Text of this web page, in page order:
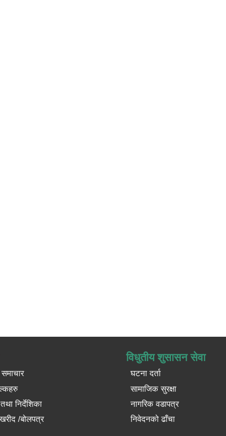
निर्देशिका
/बोलपत्र
विधुतीय शुसासन सेवा
घटना दर्ता
सामाजिक सुरक्षा
नागरिक वडापत्र
निवेदनको ढाँचा